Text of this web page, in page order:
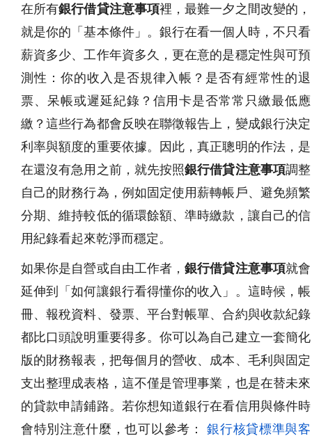
在所有銀行借貸注意事項裡，最難一夕之間改變的，
就是你的「基本條件」。銀行在看一個人時，不只看
薪資多少、工作年資多久，更在意的是穩定性與可預
測性：你的收入是否規律入帳？是否有經常性的退
票、呆帳或遲延紀錄？信用卡是否常常只繳最低應
繳？這些行為都會反映在聯徵報告上，變成銀行決定
利率與額度的重要依據。因此，真正聰明的作法，是
在還沒有急用之前，就先按照銀行借貸注意事項調整
自己的財務行為，例如固定使用薪轉帳戶、避免頻繁
分期、維持較低的循環餘額、準時繳款，讓自己的信
用紀錄看起來乾淨而穩定。
如果你是自營或自由工作者，銀行借貸注意事項就會
延伸到「如何讓銀行看得懂你的收入」。這時候，帳
冊、報稅資料、發票、平台對帳單、合約與收款紀錄
都比口頭說明重要得多。你可以為自己建立一套簡化
版的財務報表，把每個月的營收、成本、毛利與固定
支出整理成表格，這不僅是管理事業，也是在替未來
的貸款申請鋪路。若你想知道銀行在看信用與條件時
會特別注意什麼，也可以參考：
銀行核貸標準與客